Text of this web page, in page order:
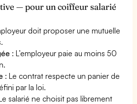
— pour un coiffeur salarié
doit proposer une mutuelle
: L’employeur paie au moins 50
: Le contrat respecte un panier de
par la loi.
salarié ne choisit pas librement